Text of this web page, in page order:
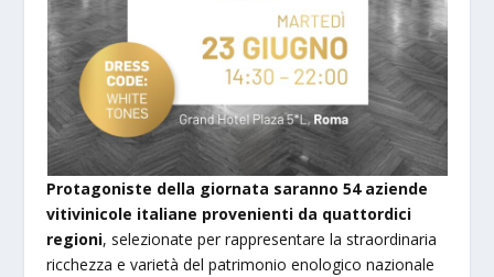
Protagoniste della giornata saranno 54 aziende
vitivinicole italiane provenienti da quattordici
regioni, selezionate per rappresentare la straordinaria
ricchezza e varietà del patrimonio enologico nazionale